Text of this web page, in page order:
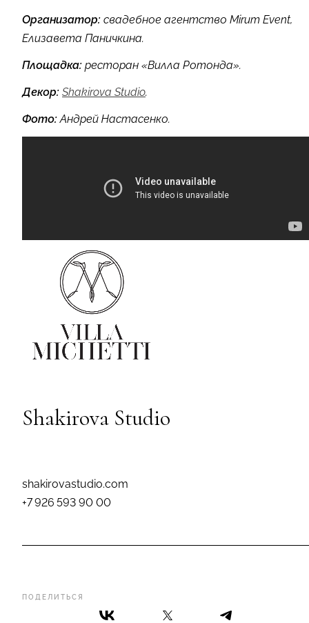
ПОДЕЛИТЬСЯ
Организатор: свадебное агентство Mirum Event,
Елизавета Паничкина.
Площадка: ресторан «Вилла Ротонда».
Декор: Shakirova Studio.
Фото:Андрей Настасенко.
Shakirova Studio
shakirovastudio.com
+7 926 593 90 00